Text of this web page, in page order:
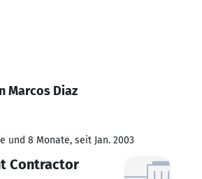
Marcos Diaz
und 8 Monate, seit Jan. 2003
Contractor